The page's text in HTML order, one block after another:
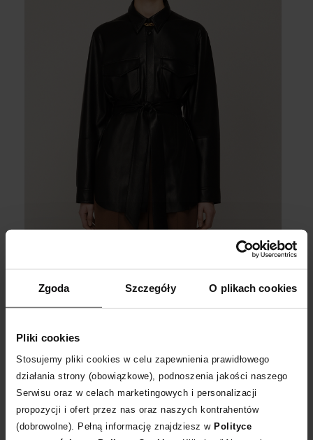
Zgoda Szczegóły O plikach cookies
Pliki cookies
Stosujemy pliki cookies w celu zapewnienia prawidłowego
działania strony (obowiązkowe), podnoszenia jakości naszego
Serwisu oraz w celach marketingowych i personalizacji
propozycji i ofert przez nas oraz naszych kontrahentów
(dobrowolne). Pełną informację znajdziesz w Polityce
Pastelowy kardigan
Sweter to z całą pewnością
uszyty z najwyższej jakości tkanin - najlepiej z naturalnej
wełny (najcieplejsze są z alpaki lub merynosa), miękkiej
bawełny lub szlachetnego kaszmiru.W tym sezonie królują
przede wszystkimkardigany - wygodne swetry zapinane z
przodu na guziki, które szczególną popularność zyskały w